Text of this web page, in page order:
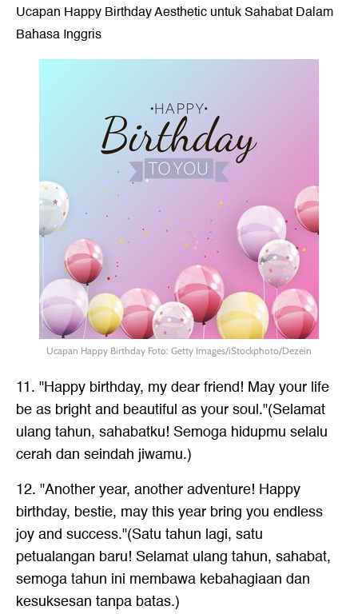
Ucapan Happy Birthday Aesthetic untuk Sahabat Dalam
Bahasa Inggris
Ucapan Happy Birthday Foto: Getty Images/iStockphoto/Dezein
11. "Happy birthday, my dear friend! May your life
be as bright and beautiful as your soul."(Selamat
ulang tahun, sahabatku! Semoga hidupmu selalu
cerah dan seindah jiwamu.)
12. "Another year, another adventure! Happy
birthday, bestie, may this year bring you endless
joy and success."(Satu tahun lagi, satu
petualangan baru! Selamat ulang tahun, sahabat,
semoga tahun ini membawa kebahagiaan dan
kesuksesan tanpa batas.)